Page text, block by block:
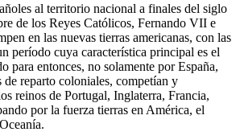
al territorio nacional a finales del siglo
de los Reyes Católicos, Fernando VII e
en las nuevas tierras americanas, con las
período cuya característica principal es el
para entonces, no solamente por España,
de reparto coloniales, competían y
reinos de Portugal, Inglaterra, Francia,
por la fuerza tierras en América, el